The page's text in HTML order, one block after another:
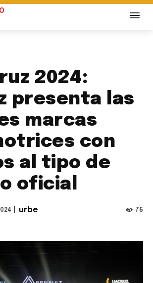
2024:
presenta las
marcas
con
al tipo de
oficial
urbe 76